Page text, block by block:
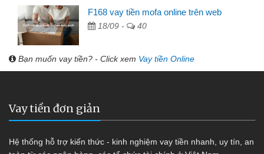
F168 vay tiền mofa online trên web
18/09 - 40
Bạn muốn vay tiền? - Click xem Vay tiền Online
Vay tiền đơn giản
Hệ thống hỗ trợ kiến thức - kinh nghiệm vay tiền nhanh, uy tín, an